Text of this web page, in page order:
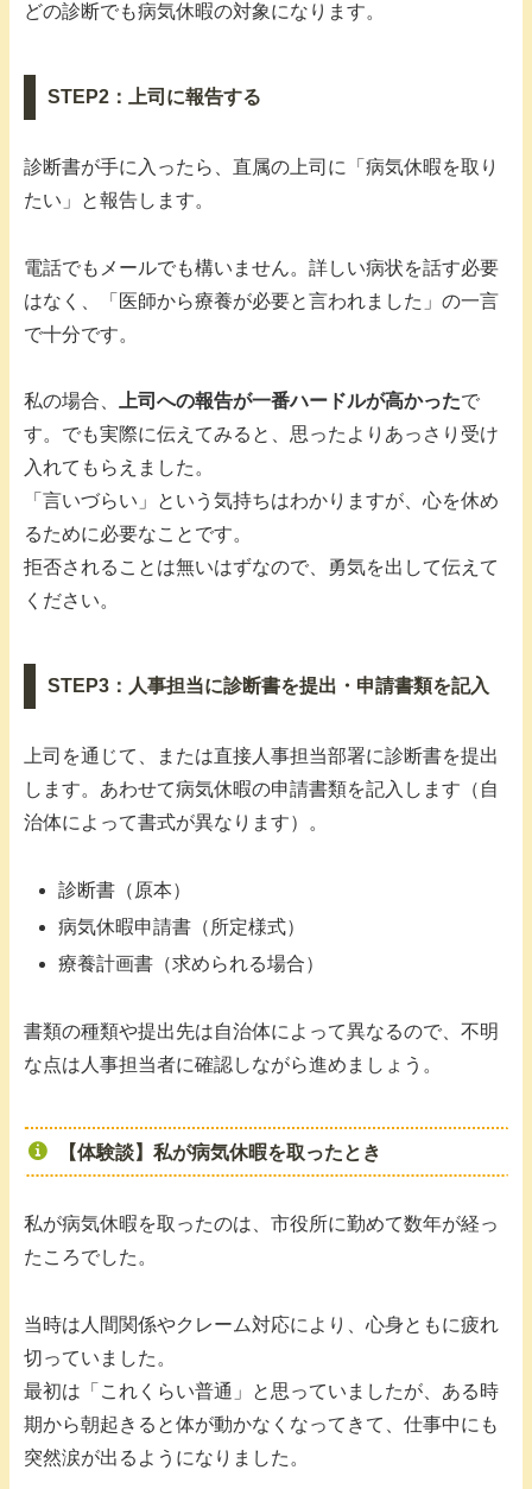
どの診断でも病気休暇の対象になります。
STEP2：上司に報告する
診断書が手に入ったら、直属の上司に「病気休暇を取り
たい」と報告します。
電話でもメールでも構いません。詳しい病状を話す必要
はなく、「医師から療養が必要と言われました」の一言
で十分です。
私の場合、 上司への報告が一番ハードルが高かったで
す。でも実際に伝えてみると、思ったよりあっさり受け
入れてもらえました。
「言いづらい」という気持ちはわかりますが、心を休め
るために必要なことです。
拒否されることは無いはずなので、勇気を出して伝えて
ください。
STEP3：人事担当に診断書を提出・申請書類を記入
上司を通じて、または直接人事担当部署に診断書を提出
します。あわせて病気休暇の申請書類を記入します（自
治体によって書式が異なります）。
診断書（原本）
病気休暇申請書（所定様式）
療養計画書（求められる場合）
書類の種類や提出先は自治体によって異なるので、不明
な点は人事担当者に確認しながら進めましょう。
【体験談】私が病気休暇を取ったとき
私が病気休暇を取ったのは、市役所に勤めて数年が経っ
たころでした。
当時は人間関係やクレーム対応により、心身ともに疲れ
切っていました。
最初は「これくらい普通」と思っていましたが、ある時
期から朝起きると体が動かなくなってきて、仕事中にも
突然涙が出るようになりました。